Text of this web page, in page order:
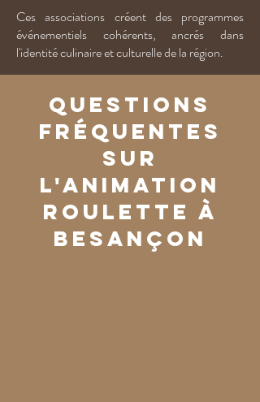
Ces associations créent des programmes
événementiels cohérents, ancrés dans
l'identité culinaire et culturelle de la région.
Questions
fréquentes
sur
l'animation
roulette à
Besançon